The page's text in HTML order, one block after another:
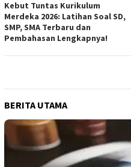
Kebut Tuntas Kurikulum
Merdeka 2026: Latihan Soal SD,
SMP, SMA Terbaru dan
Pembahasan Lengkapnya!
BERITA UTAMA